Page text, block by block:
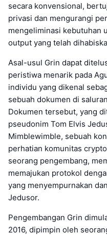
secara konvensional,
privasi dan mengurangi
mengeliminasi kebutuhan
output yang telah
Asal-usul Grin dapat
peristiwa menarik pada
individu yang dikenal
sebuah dokumen di
Dokumen tersebut, yang
pseudonim Tom Elvis
Mimblewimble, sebuah
perhatian komunitas
seorang pengembang,
memajukan protokol
yang menyempurnakan
Jedusor.
Pengembangan Grin
2016, dipimpin oleh